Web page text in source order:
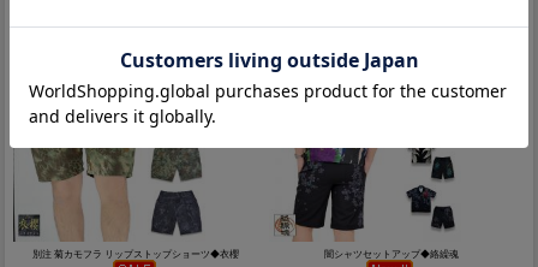
別注 菊カモフラ リップストップショーツ◆衣櫻 闇シャツセットアップ◆絡繰魂